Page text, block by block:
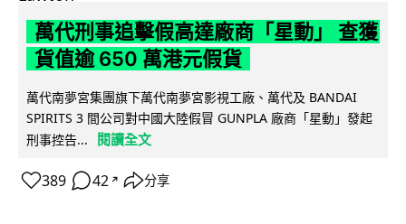
萬代刑事追擊假高達廠商「星動」 查獲
貨值逾 650 萬港元假貨
萬代南夢宮集團旗下萬代南夢宮影視工廠、萬代及 BANDAI
SPIRITS 3 間公司對中國大陸假冒 GUNPLA 廠商「星動」發起
刑事控告...
閱讀全文
389 42 ↗ 分享